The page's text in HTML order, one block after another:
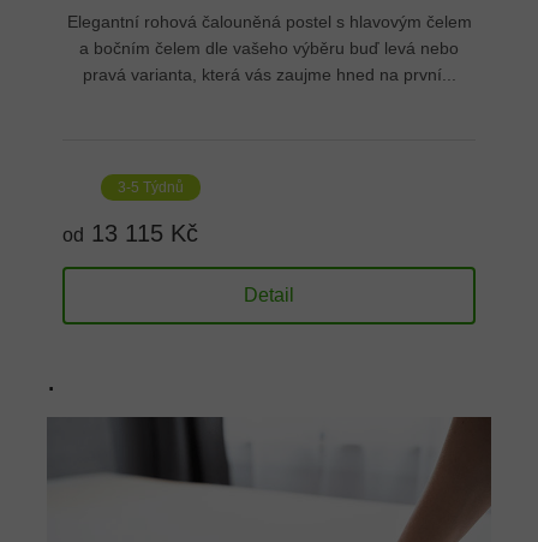
Elegantní rohová čalouněná postel s hlavovým čelem
a bočním čelem dle vašeho výběru buď levá nebo
pravá varianta, která vás zaujme hned na první...
3-5 Týdnů
od 13 115 Kč
Detail
.